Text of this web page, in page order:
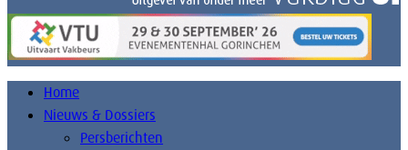
Home
Nieuws & Dossiers
Persberichten